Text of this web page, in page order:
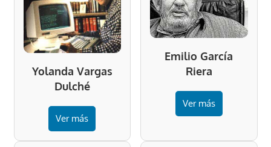
Yolanda Vargas
Dulché
Ver más
Emilio García
Riera
Ver más